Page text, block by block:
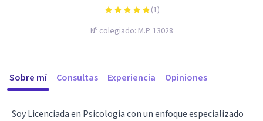
(1)
Nº colegiado: M.P. 13028
Sobre mí Consultas Experiencia Opiniones
Soy Licenciada en Psicología con un enfoque especializado